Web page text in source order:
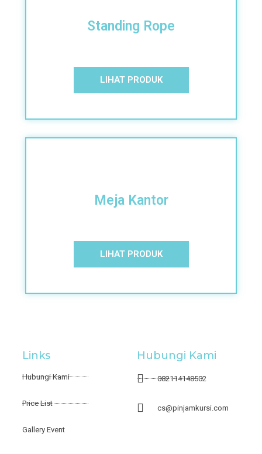
Standing Rope
LIHAT PRODUK
Meja Kantor
LIHAT PRODUK
Links
Hubungi Kami
Price List
Gallery Event
Hubungi Kami
082114148502
cs@pinjamkursi.com